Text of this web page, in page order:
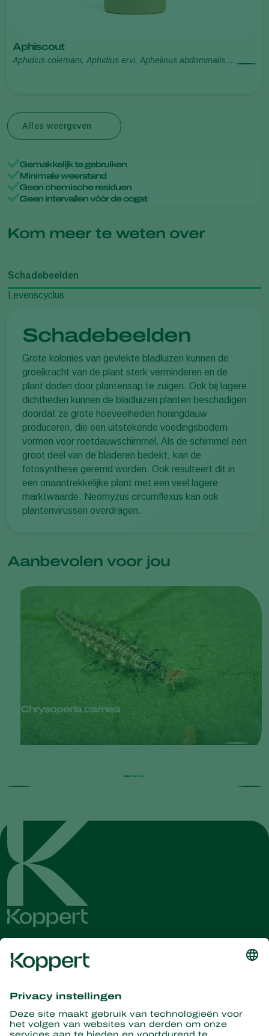
Aphiscout
Aphidius colemani, Aphidius ervi, Aphelinus abdominalis,
Alles weergeven
Gemakkelijk te gebruiken
Minimale weerstand
Geen chemische residuen
Geen intervallen vóór de oogst
Kom meer te weten over
Schadebeelden
Levenscyclus
Schadebeelden
Grote kolonies van gevlekte bladluizen kunnen de
groeikracht van de plant sterk verminderen en de
plant doden door plantensap te zuigen. Ook bij lagere
dichtheden kunnen de bladluizen planten beschadigen
doordat ze grote hoeveelheden honingdauw
produceren, die een uitstekende voedingsbodem
vormen voor roetdauwschimmel. Als de schimmel een
groot deel van de bladeren bedekt, kan de
fotosynthese geremd worden. Ook resulteert dit in
een onaantrekkelijke plant met een veel lagere
marktwaarde. Neomyzus circumflexus kan ook
plantenvirussen overdragen.
Aanbevolen voor jou
Chrysoperla carnea
Ontvang het laatste nieuws en
informatie
Hier aanmelden